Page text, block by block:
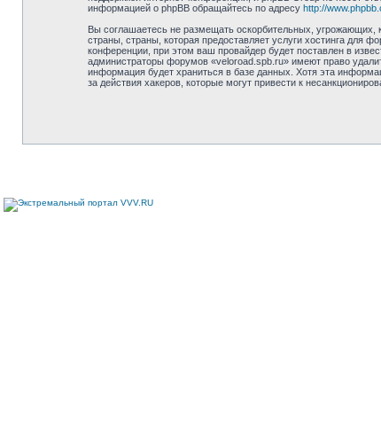
информацией о phpBB обращайтесь по адресу http://
Вы соглашаетесь не размещать оскорбительных, угрожающих,
страны, страны, которая предоставляет услуги хостинга
конференции, при этом ваш провайдер будет поставлен в
администраторы форумов «veloroad.spb.ru» имеют право
информация будет храниться в базе данных. Хотя эта
за действия хакеров, которые могут привести к